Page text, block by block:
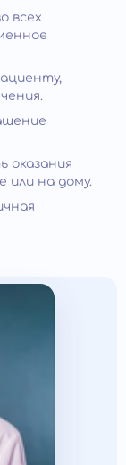
всех
оказания
или на дому.